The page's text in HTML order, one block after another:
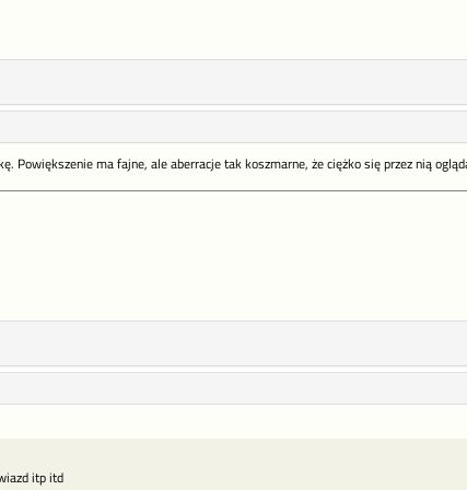
Powiększenie ma fajne, ale aberracje tak koszmarne, że ciężko się przez nią
itp itd